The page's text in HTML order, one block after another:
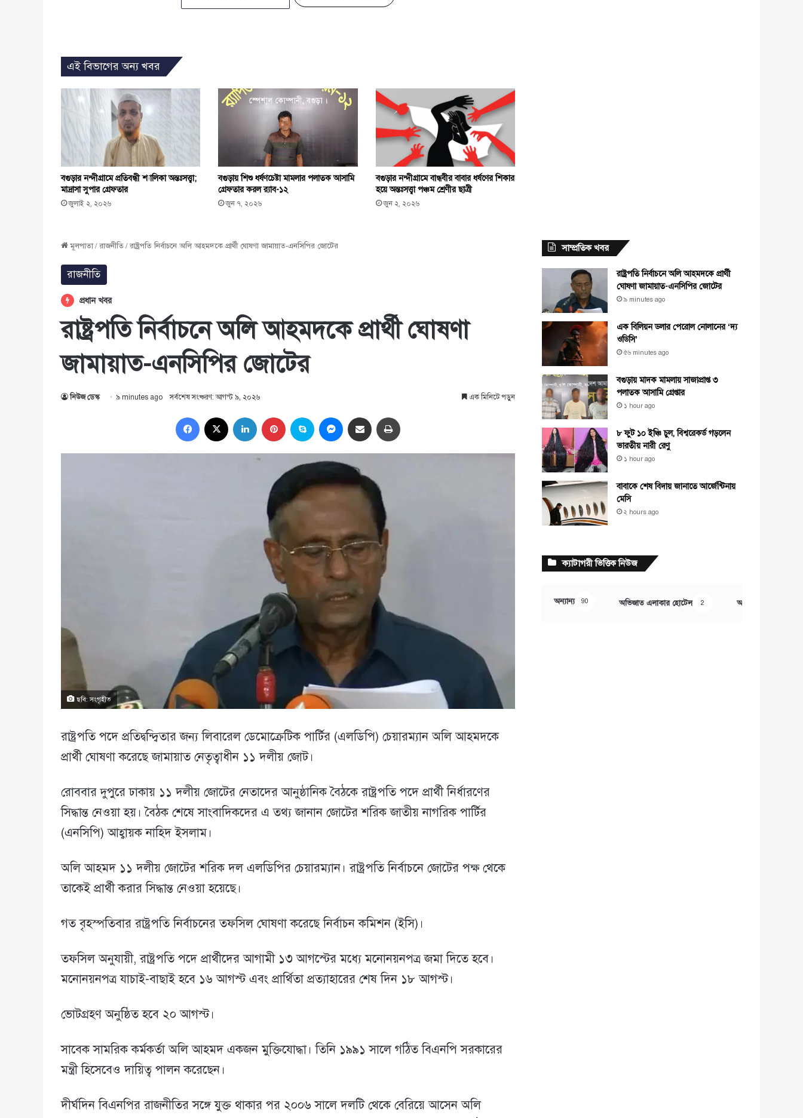
এই বিভাগের অন্য খবর
বগুড়ার নন্দীগ্রামে প্রতিবন্ধী শ্যালিকা অন্তঃসত্ত্বা;
মাদ্রাসা সুপার গ্রেফতার
জুলাই ২, ২০২৬
বগুড়ায় শিশু ধর্ষণচেষ্টা মামলার পলাতক আসামি
গ্রেফতার করল র‍্যাব-১২
জুন ৭, ২০২৬
বগুড়ার নন্দীগ্রামে বান্ধবীর বাবার ধর্ষণের শিকার
হয়ে অন্তঃসত্ত্বা পঞ্চম শ্রেণীর ছাত্রী
জুন ২, ২০২৬